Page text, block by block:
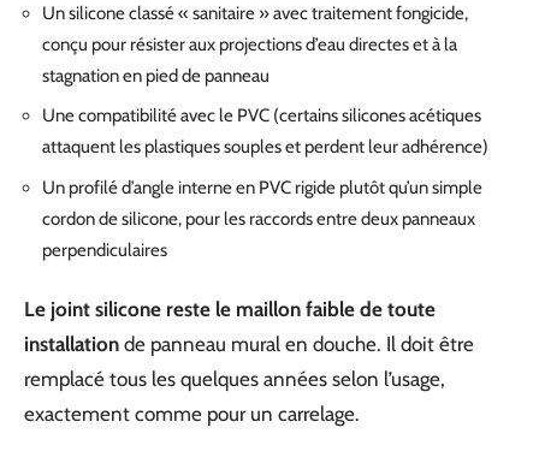
Un silicone classé « sanitaire » avec traitement fongicide,
conçu pour résister aux projections d’eau directes et à la
stagnation en pied de panneau
Une compatibilité avec le PVC (certains silicones acétiques
attaquent les plastiques souples et perdent leur adhérence)
Un profilé d’angle interne en PVC rigide plutôt qu’un simple
cordon de silicone, pour les raccords entre deux panneaux
perpendiculaires
Le joint silicone reste le maillon faible de toute
installation de panneau mural en douche. Il doit être
remplacé tous les quelques années selon l’usage,
exactement comme pour un carrelage.